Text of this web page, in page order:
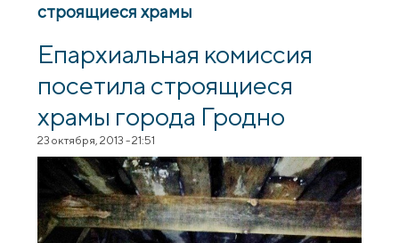
строящиеся храмы
Епархиальная комиссия
посетила строящиеся
храмы города Гродно
23 октября, 2013 - 21:51